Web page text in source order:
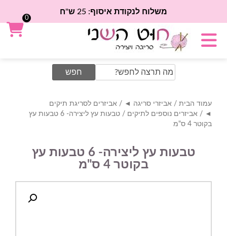
משלוח לנקודת איסוף: 25 ש"ח
Search
for:
עמוד הבית / אביזרי סריגה ◄ / אביזרים לסריגת תיקים
◄
/ אביזרים נוספים לתיקים
/ טבעות עץ ליצירה- 6 טבעות עץ
בקוטר 4 ס"מ
טבעות עץ ליצירה- 6 טבעות עץ
בקוטר 4 ס"מ
0